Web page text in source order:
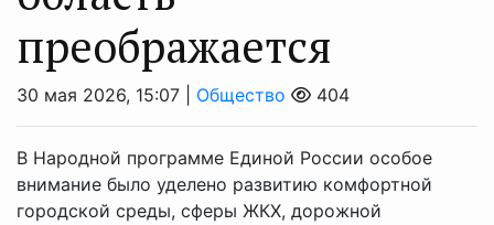
преображается
30 мая 2026, 15:07 | Общество 404
В Народной программе Единой России особое
внимание было уделено развитию комфортной
городской среды, сферы ЖКХ, дорожной